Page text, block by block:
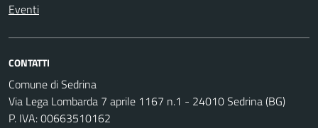
Eventi
CONTATTI
Comune di Sedrina
Via Lega Lombarda 7 aprile 1167 n.1 - 24010 Sedrina (BG)
P. IVA: 00663510162